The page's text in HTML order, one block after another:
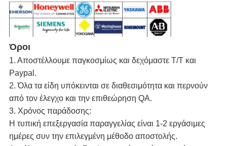
Όροι
1. Αποστέλλουμε παγκοσμίως και δεχόμαστε T/T και
Paypal.
2. Όλα τα είδη υπόκεινται σε διαθεσιμότητα και περνούν
από τον έλεγχο και την επιθεώρηση QA.
3. Χρόνος παράδοσης:
Η τυπική επεξεργασία παραγγελίας είναι 1-2 εργάσιμες
ημέρες συν την επιλεγμένη μέθοδο αποστολής.